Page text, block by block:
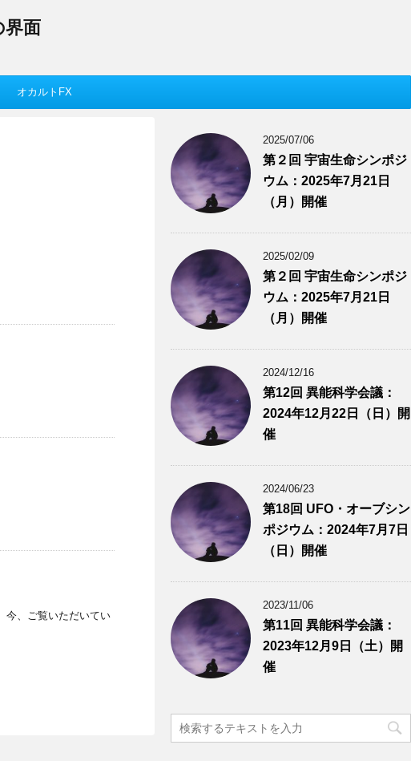
界面
オカルトFX
今、ご覧いただいてい
2025/07/06
第２回 宇宙生命シンポジ
ウム：2025年7月21日
（月）開催
2025/02/09
第２回 宇宙生命シンポジ
ウム：2025年7月21日
（月）開催
2024/12/16
第12回 異能科学会議：
2024年12月22日（日）開
催
2024/06/23
第18回 UFO・オーブシン
ポジウム：2024年7月7日
（日）開催
2023/11/06
第11回 異能科学会議：
2023年12月9日（土）開
催